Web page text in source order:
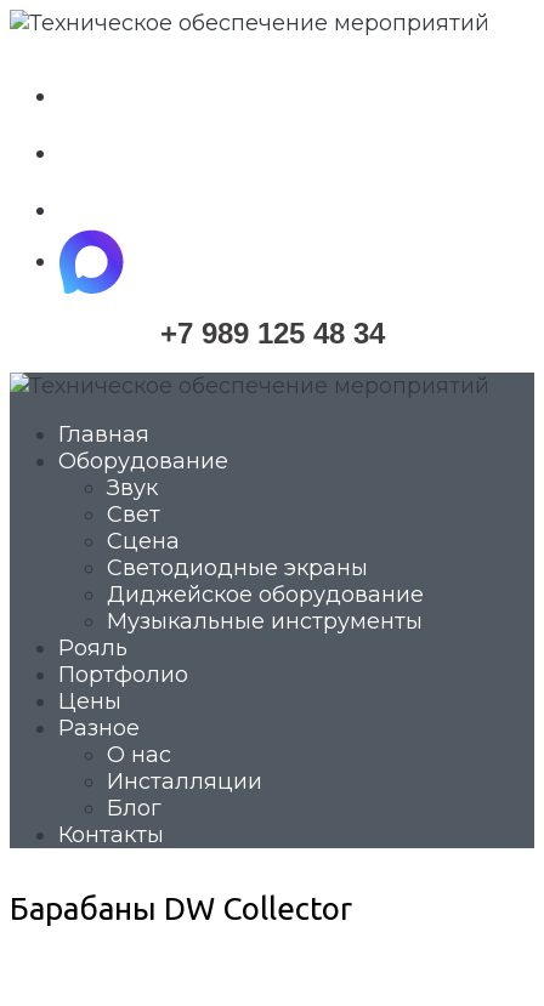
maximize
+7 989 125 48 34
Главная
Оборудование
Звук
Свет
Сцена
Светодиодные экраны
Диджейское оборудование
Музыкальные инструменты
Рояль
Портфолио
Цены
Разное
О нас
Инсталляции
Блог
Контакты
Барабаны DW Collector